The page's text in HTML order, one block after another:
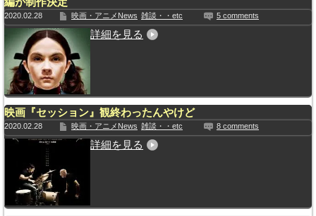
2020.02.28 映画・アニメNews 雑談・・etc 5 comments
詳細を見る
映画『セッション』観終わったんやけど
2020.02.28 映画・アニメNews 雑談・・etc 8 comments
詳細を見る